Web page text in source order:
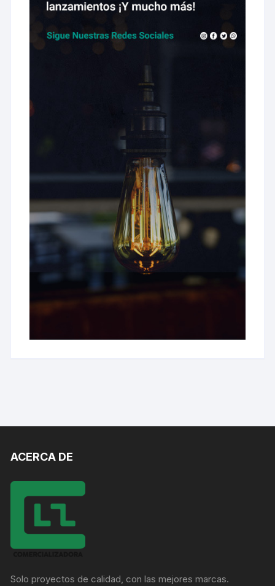
ACERCA DE
Solo proyectos de calidad, con las mejores marcas.